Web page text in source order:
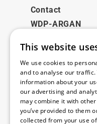
Contact
WDP-ARGAN
Juridisch
Disclaimer
Privacybeleid
Cookie Policy
This website
We use cookies to
and to analyse our traffic.
information about your
our advertising and
may combine it with
you’ve provided to them
collected from your use